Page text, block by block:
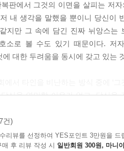
의 시작이며 주춧돌이고 어른이
나가는 것이다’라는 식의 기성세대
대에, 청년 세대는 그런 ‘위험’을
자’가 결국은 모두 자기 자신이기 때
복판에서 그것의 이면을 살피는 저
저 내 생각을 말했을 뿐이니 당신이
지만 그 속에 담긴 진짜 뉘앙스는
호소로 볼 수도 있기 때문이다. 저
에 대한 두려움을 동시에 갖고 있는
신을 연민할 이유가 없고, 당신을
식은 상당히 위험하다고 저자는
순히 학교 교육 문제나 독서 부족
건)
리뷰를 선정하여 YES포인트 3만원을 드
후 리뷰 작성 시 일반회원 300원, 마니